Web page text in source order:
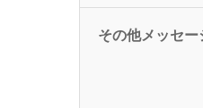
その他メッセー